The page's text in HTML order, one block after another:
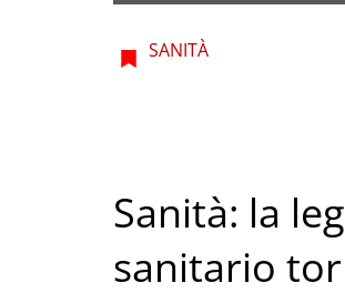
SANITÀ
Sanità: la
sanitario